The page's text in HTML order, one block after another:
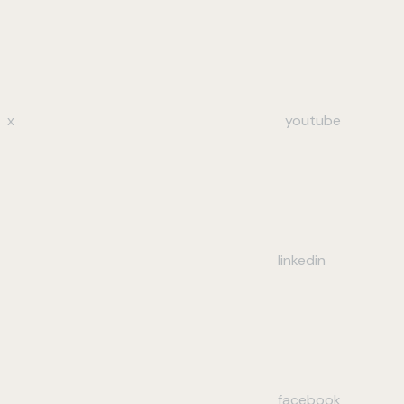
x youtube
linkedin